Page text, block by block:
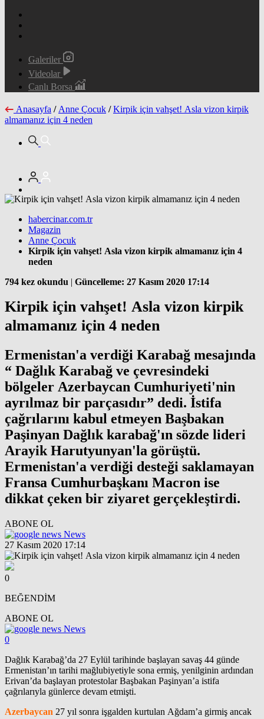
Galeriler
Videolar
Canlı Borsa
Anasayfa / Anne Çocuk / Kirpik için vahşet! Asla vizon kirpik
almamanız için 4 neden
habercinar.com.tr
Magazin
Anne Çocuk
Kirpik için vahşet! Asla vizon kirpik almamanız için 4
neden
794 kez okundu | Güncelleme: 27 Kasım 2020 17:14
Kirpik için vahşet! Asla vizon kirpik
almamanız için 4 neden
Ermenistan'a verdiği Karabağ mesajında
“ Dağlık Karabağ ve çevresindeki
bölgeler Azerbaycan Cumhuriyeti'nin
ayrılmaz bir parçasıdır” dedi. İstifa
çağrılarını kabul etmeyen Başbakan
Paşinyan Dağlık karabağ'ın sözde lideri
Arayik Harutyunyan'la görüştü.
Ermenistan'a verdiği desteği saklamayan
Fransa Cumhurbaşkanı Macron ise
dikkat çeken bir ziyaret gerçekleştirdi.
ABONE OL
News
27 Kasım 2020 17:14
0
BEĞENDİM
ABONE OL
News
0
Dağlık Karabağ’da 27 Eylül tarihinde başlayan savaş 44 günde
Ermenistan’ın tarihi mağlubiyetiyle sona ermiş, yenilginin ardından
Erivan’da başlayan protestolar Başbakan Paşinyan’a istifa
çağrılarıyla günlerce devam etmişti.
Azerbaycan 27 yıl sonra işgalden kurtulan Ağdam’a girmiş ancak